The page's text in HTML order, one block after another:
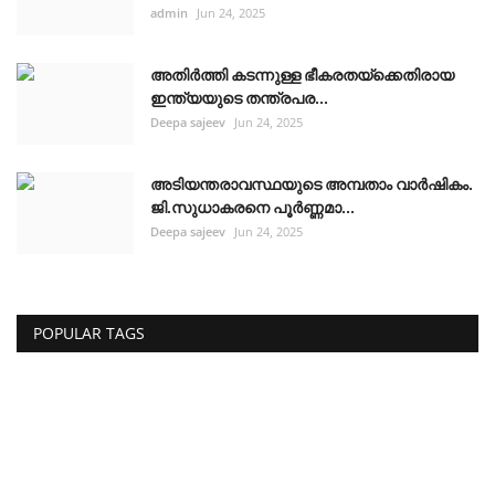
admin Jun 24, 2025
അതിർത്തി കടന്നുള്ള ഭീകരതയ്ക്കെതിരായ
ഇന്ത്യയുടെ തന്ത്രപര...
Deepa sajeev Jun 24, 2025
അടിയന്തരാവസ്ഥയുടെ അമ്പതാം വാർഷികം.
ജി.സുധാകരനെ പൂർണ്ണമാ...
Deepa sajeev Jun 24, 2025
POPULAR TAGS